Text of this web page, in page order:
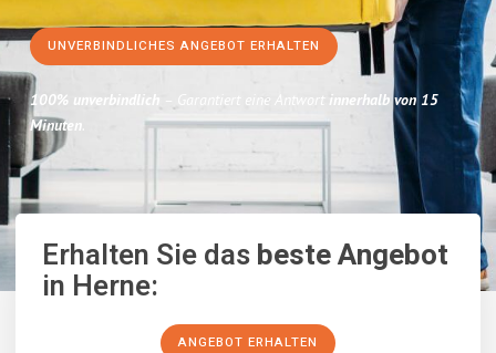
UNVERBINDLICHES ANGEBOT ERHALTEN
100% unverbindlich – Garantiert eine Antwort innerhalb von 15
Minuten.
Erhalten Sie dasbeste Angebot
in Herne:
ANGEBOT ERHALTEN